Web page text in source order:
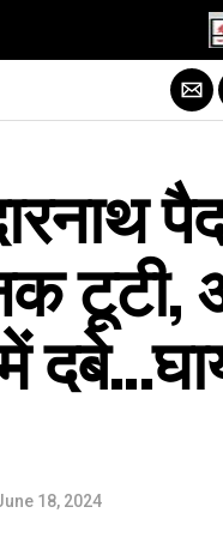
टूटी,
18, 2024
Exit